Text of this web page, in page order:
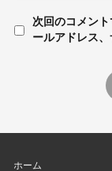
次回のコメン
ールアドレス、
ホーム